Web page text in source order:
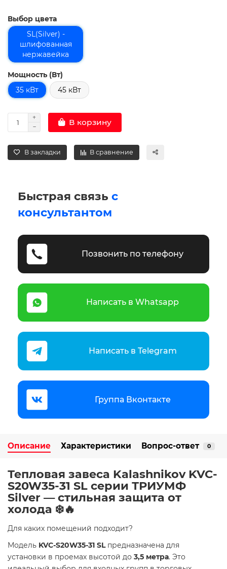
Выбор цвета
SL(Silver) -
шлифованная
нержавейка
Мощность (Вт)
35 кВт
45 кВт
В корзину
В закладки В сравнение
Быстрая связь с
консультантом
Позвонить по телефону
Написать в Whatsapp
Написать в Telegram
Группа Вконтакте
Описание Характеристики Вопрос-ответ 0
Тепловая завеса Kalashnikov KVC-
S20W35-31 SL серии ТРИУМФ
Silver — стильная защита от
холода ❄️🔥
Для каких помещений подходит?
Модель KVC-S20W35-31 SLпредназначена для
установки в проемах высотой до 3,5 метра. Это